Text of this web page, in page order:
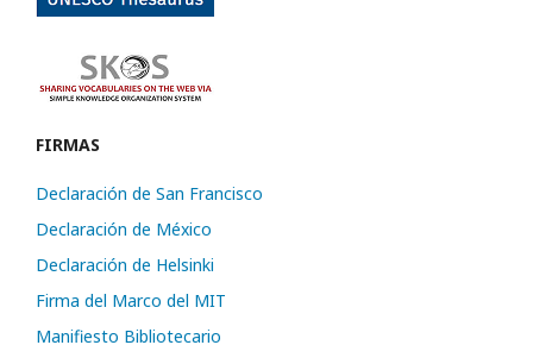
FIRMAS
Declaración de San Francisco
Declaración de México
Declaración de Helsinki
Firma del Marco del MIT
Manifiesto Bibliotecario